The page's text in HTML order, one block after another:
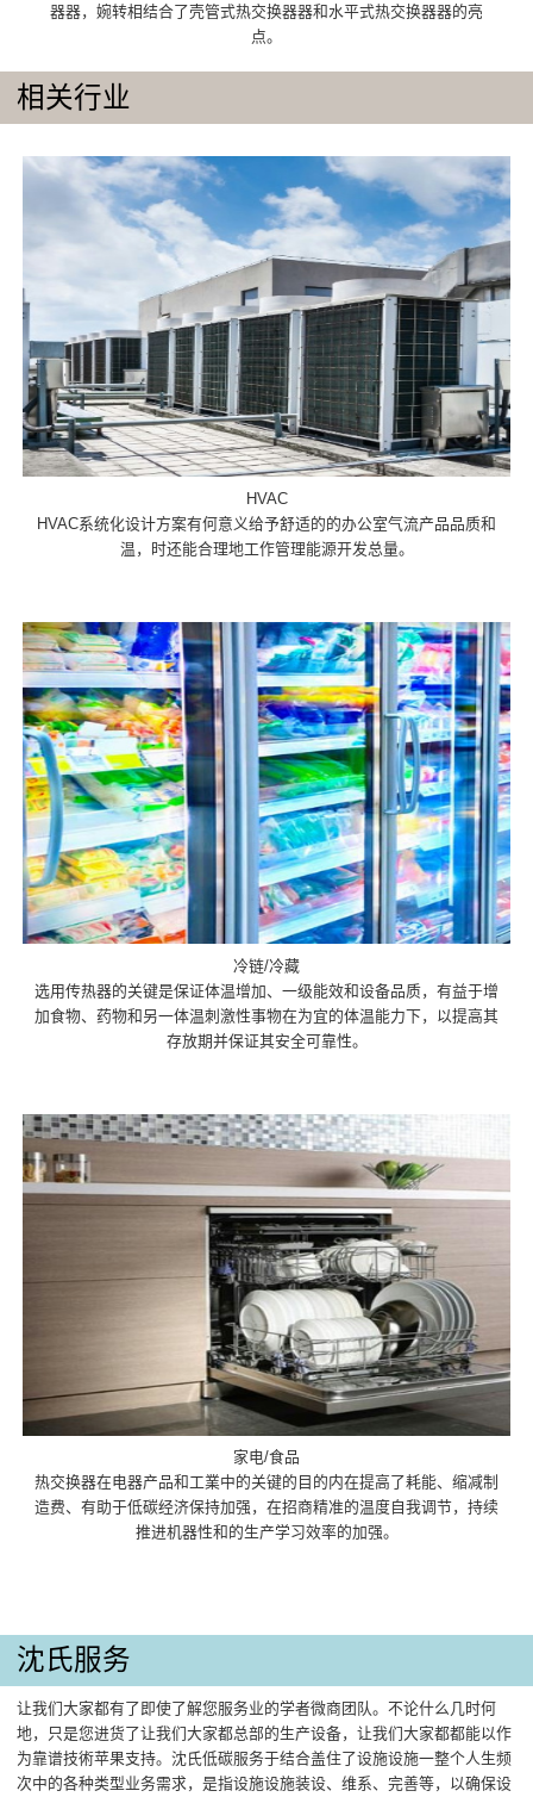
器器，婉转相结合了壳管式热交换器器和水平式热交换器器的亮
点。
相关行业
HVAC
HVAC系统化设计方案有何意义给予舒适的的办公室气流产品品质和
温，时还能合理地工作管理能源开发总量。
冷链/冷藏
选用传热器的关键是保证体温增加、一级能效和设备品质，有益于增
加食物、药物和另一体温刺激性事物在为宜的体温能力下，以提高其
存放期并保证其安全可靠性。
家电/食品
热交换器在电器产品和工業中的关键的目的内在提高了耗能、缩减制
造费、有助于低碳经济保持加强，在招商精准的温度自我调节，持续
推进机器性和的生产学习效率的加强。
沈氏服务
让我们大家都有了即使了解您服务业的学者微商团队。不论什么几时何
地，只是您进货了让我们大家都总部的生产设备，让我们大家都都能以作
为靠谱技術苹果支持。沈氏低碳服务于结合盖住了设施设施一整个人生频
次中的各种类型业务需求，是指设施设施装设、维系、完善等，以确保设